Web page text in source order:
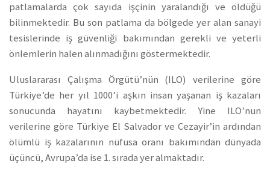
patlamalarda çok sayıda işçinin yaralandığı ve öldüğü
bilinmektedir. Bu son patlama da bölgede yer alan sanayi
tesislerinde iş güvenliği bakımından gerekli ve yeterli
önlemlerin halen alınmadığını göstermektedir.
Uluslararası Çalışma Örgütü’nün (ILO) verilerine göre
Türkiye’de her yıl 1000’i aşkın insan yaşanan iş kazaları
sonucunda hayatını kaybetmektedir. Yine ILO’nun
verilerine göre Türkiye El Salvador ve Cezayir’in ardından
ölümlü iş kazalarının nüfusa oranı bakımından dünyada
üçüncü, Avrupa’da ise 1. sırada yer almaktadır.